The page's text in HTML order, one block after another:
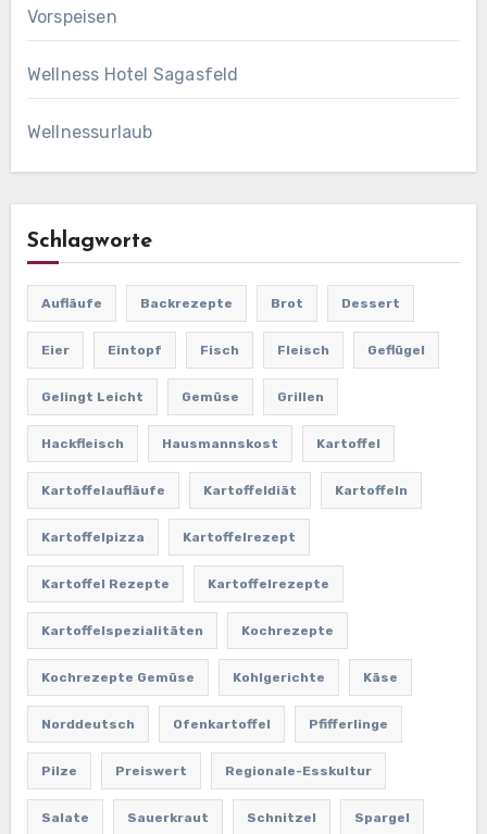
Vorspeisen
Wellness Hotel Sagasfeld
Wellnessurlaub
Schlagworte
Aufläufe Backrezepte Brot Dessert
Eier Eintopf Fisch Fleisch Geflügel
Gelingt Leicht Gemüse Grillen
Hackfleisch Hausmannskost Kartoffel
Kartoffelaufläufe Kartoffeldiät Kartoffeln
Kartoffelpizza Kartoffelrezept
Kartoffel Rezepte Kartoffelrezepte
Kartoffelspezialitäten Kochrezepte
Kochrezepte Gemüse Kohlgerichte Käse
Norddeutsch Ofenkartoffel Pfifferlinge
Pilze Preiswert Regionale-Esskultur
Salate Sauerkraut Schnitzel Spargel